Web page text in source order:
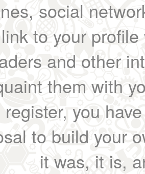
social
to your
and other
them with
register, you
to build your
it was, it is,